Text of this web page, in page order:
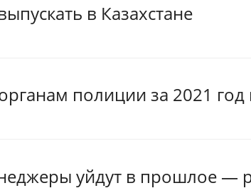
в Казахстане
полиции за 2021
уйдут в прошлое —